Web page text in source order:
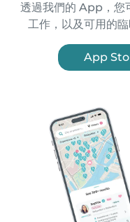
透過我們的 App，您
工作，以及可用的
App